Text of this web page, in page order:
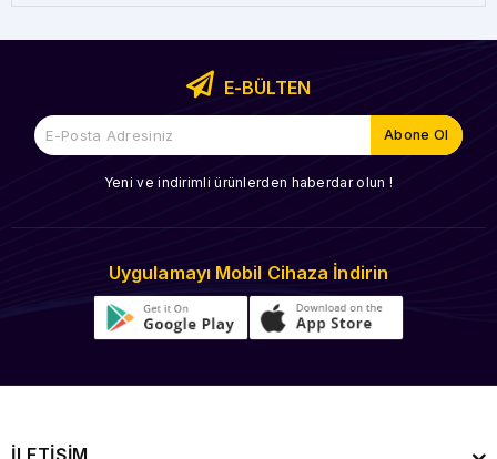
E-BÜLTEN
Yeni ve indirimli ürünlerden haberdar olun !
Uygulamayı Mobil Cihaza İndirin
İLETİŞİM